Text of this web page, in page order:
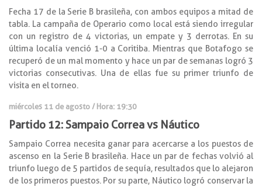
Fecha 17 de la Serie B brasileña, con ambos equipos a mitad de
tabla. La campaña de Operario como local está siendo irregular
con un registro de 4 victorias, un empate y 3 derrotas. En su
última localía venció 1-0 a Coritiba. Mientras que Botafogo se
recuperó de un mal momento y hace un par de semanas logró 3
victorias consecutivas. Una de ellas fue su primer triunfo de
visita en el torneo.
miércoles 11 de agosto / Hora: 19:30
Partido 12: Sampaio Correa vs Náutico
Sampaio Correa necesita ganar para acercarse a los puestos de
ascenso en la Serie B brasileña. Hace un par de fechas volvió al
triunfo luego de 5 partidos de sequía, resultados que lo alejaron
de los primeros puestos. Por su parte, Náutico logró conservar la